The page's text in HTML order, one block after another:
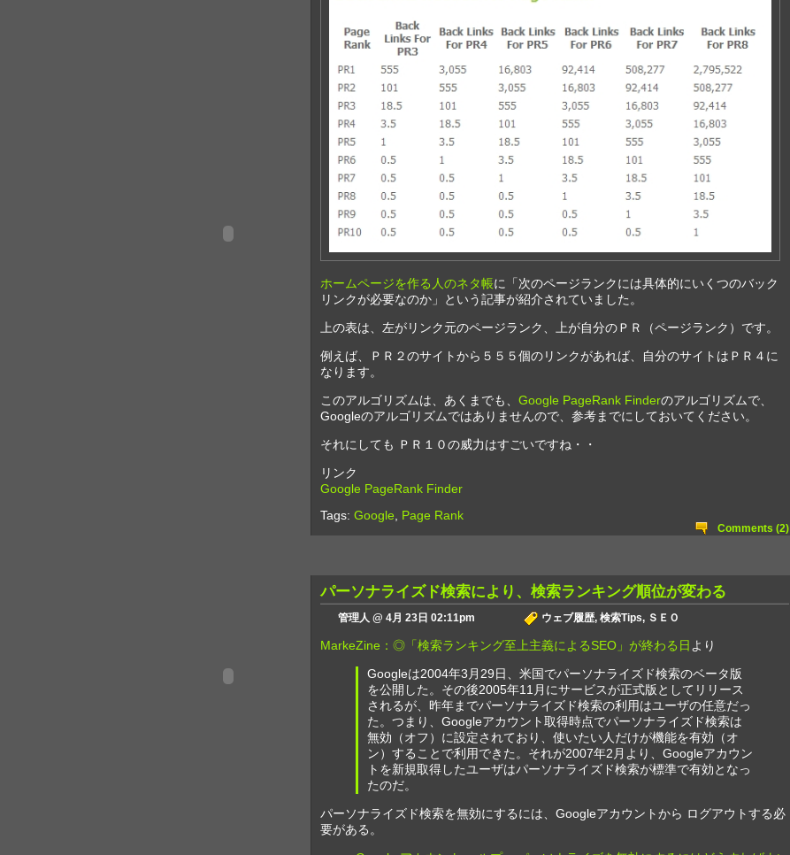
ホームページを作る人のネタ帳に「次のページランクには具体的にいくつのバック
リンクが必要なのか」という記事が紹介されていました。
上の表は、左がリンク元のページランク、上が自分のＰＲ（ページランク）です。
例えば、ＰＲ２のサイトから５５５個のリンクがあれば、自分のサイトはＰＲ４に
なります。
このアルゴリズムは、あくまでも、 Google PageRank Finderのアルゴリズムで、
Googleのアルゴリズムではありませんので、参考までにしておいてください。
それにしても ＰＲ１０の威力はすごいですね・・
リンク
Google PageRank Finder
Tags: Google Page Rank
Comments (2)
パーソナライズド検索により、検索ランキング順位が変わる
管理人 @ 4月 23日 02:11pm ウェブ履歴, 検索Tips, ＳＥＯ
MarkeZine：◎「検索ランキング至上主義によるSEO」が終わる日 より
Googleは2004年3月29日、米国でパーソナライズド検索のベータ版
を公開した。その後2005年11月にサービスが正式版としてリリース
されるが、昨年までパーソナライズド検索の利用はユーザの任意だっ
た。つまり、Googleアカウント取得時点でパーソナライズド検索は
無効（オフ）に設定されており、使いたい人だけが機能を有効（オ
ン）することで利用できた。それが2007年2月より、Googleアカウン
トを新規取得したユーザはパーソナライズド検索が標準で有効となっ
たのだ。
パーソナライズド検索を無効にするには、Googleアカウントから ログアウトする必
要がある。